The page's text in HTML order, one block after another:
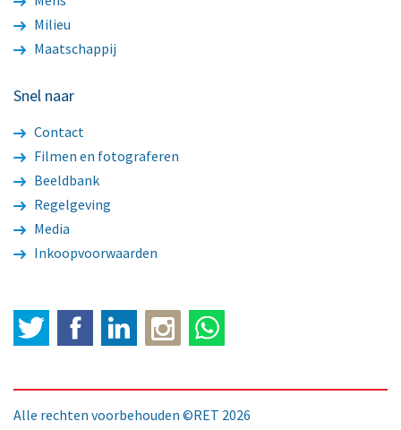
Milieu
Maatschappij
Snel naar
Contact
Filmen en fotograferen
Beeldbank
Regelgeving
Media
Inkoopvoorwaarden
Twitter FacebookLinkedIn
Alle rechten voorbehouden ©RET 2026